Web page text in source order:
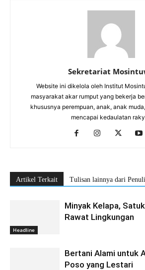
Sekretariat
Website ini dikelola oleh Institut
masyarakat akar rumput yang bekerja
khususnya perempuan, anak, anak
mencapai kedaulatan
Artikel Terkait Tulisan lainnya dari
Headline
Minyak Kelapa,
Rawat Lingkungan
Bertani Alami untuk
Poso yang Lestari